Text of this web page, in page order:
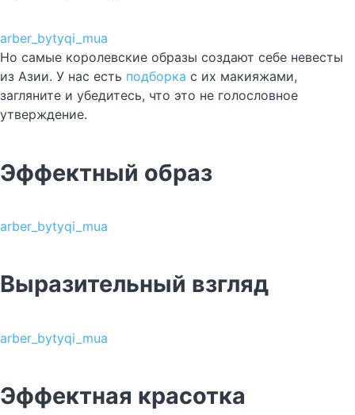
arber_bytyqi_mua
Но самые королевские образы создают себе невесты
из Азии. У нас есть подборка с их макияжами,
загляните и убедитесь, что это не голословное
утверждение.
Эффектный образ
arber_bytyqi_mua
Выразительный взгляд
arber_bytyqi_mua
Эффектная красотка